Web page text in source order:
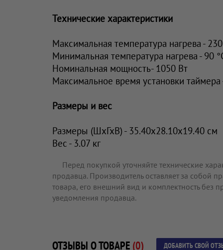
Технические характеристики
Максимальная температура нагрева -
Минимальная температура нагрева - 90
Номинальная мощность- 1050 Вт
Максимальное время установки
Размеры и вес
Размеры (ШхГхВ) - 35.40х28.10х19.40 см
Вес - 3.07 кг
Перед покупкой уточняйте технические
продавца. Производитель оставляет за собой
товара, его внешний вид и комплектность без
уведомления продавца.
ОТЗЫВЫ О ТОВАРЕ (0) ДОБАВИТЬ СВОЙ